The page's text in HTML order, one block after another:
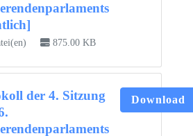
875.00 KB
der 4. Sitzung
Download